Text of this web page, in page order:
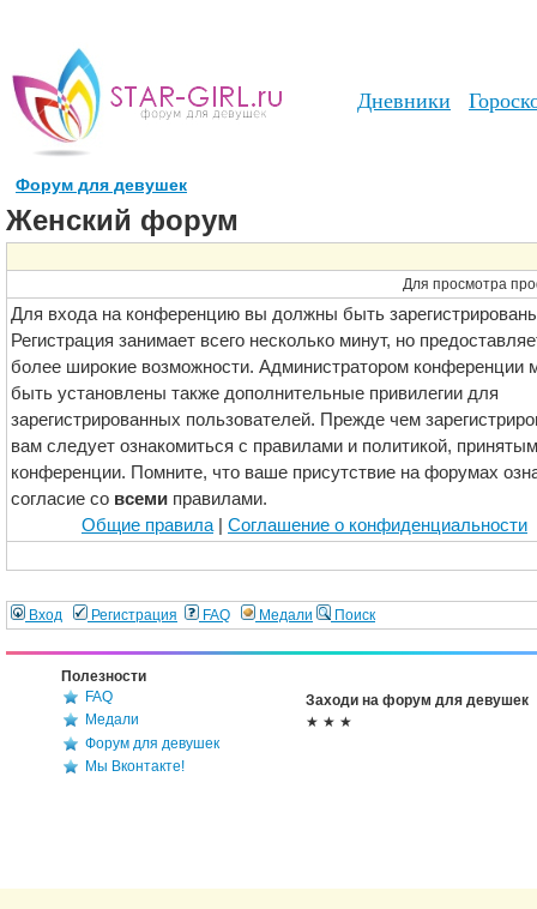
Дневники
Форум для девушек
Женский форум
Для просмотра
Для входа на конференцию вы должны быть
Регистрация занимает всего несколько минут, но
более широкие возможности. Администратором конференции
быть установлены также дополнительные привилегии для
зарегистрированных пользователей. Прежде чем
вам следует ознакомиться с правилами и политикой,
конференции. Помните, что ваше присутствие на форумах
согласие со всеми правилами.
Общие правила
Соглашение о конфиденциальности
Вход Регистрация FAQ Медали Поиск
Полезности
FAQ
Медали
Форум для девушек
Мы Вконтакте!
Заходи на форум для девушек
★ ★ ★